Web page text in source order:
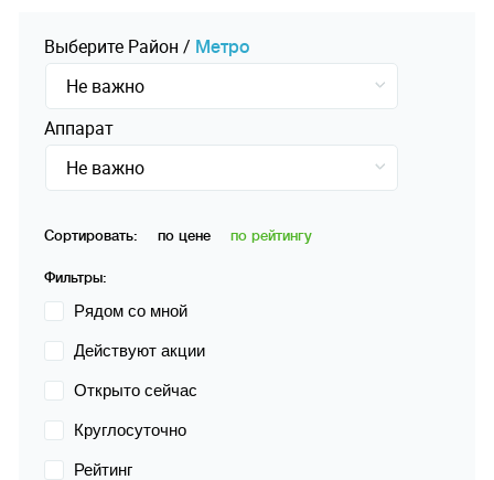
Выберите Pайон / Mетро
Не важно
Аппарат
Не важно
Сортировать: по цене по рейтингу
Фильтры:
Рядом со мной
Действуют акции
Открыто сейчас
Круглосуточно
Рейтинг